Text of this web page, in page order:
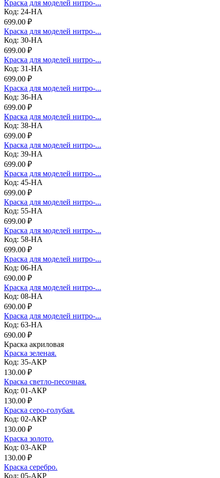
Краска для моделей нитро-...
Код: 24-НА
699.00 ₽
Краска для моделей нитро-...
Код: 30-НА
699.00 ₽
Краска для моделей нитро-...
Код: 31-НА
699.00 ₽
Краска для моделей нитро-...
Код: 36-НА
699.00 ₽
Краска для моделей нитро-...
Код: 38-НА
699.00 ₽
Краска для моделей нитро-...
Код: 39-НА
699.00 ₽
Краска для моделей нитро-...
Код: 45-НА
699.00 ₽
Краска для моделей нитро-...
Код: 55-НА
699.00 ₽
Краска для моделей нитро-...
Код: 58-НА
699.00 ₽
Краска для моделей нитро-...
Код: 06-НА
690.00 ₽
Краска для моделей нитро-...
Код: 08-НА
690.00 ₽
Краска для моделей нитро-...
Код: 63-НА
690.00 ₽
Краска акриловая
Краска зеленая.
Код: 35-АКР
130.00 ₽
Краска светло-песочная.
Код: 01-АКР
130.00 ₽
Краска серо-голубая.
Код: 02-АКР
130.00 ₽
Краска золото.
Код: 03-АКР
130.00 ₽
Краска серебро.
Код: 05-АКР